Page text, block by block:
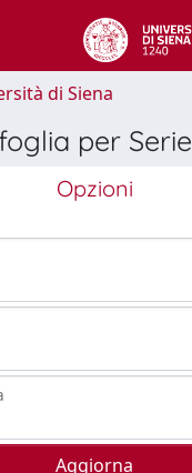
di Siena
per Serie
Opzioni